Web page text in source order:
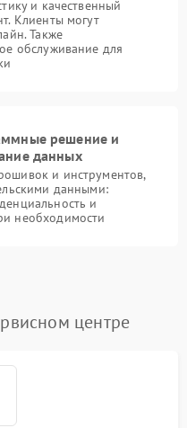
и качественный
Клиенты могут
Также
обслуживание для
решение и
данных
и инструментов,
данными:
и
необходимости
центре